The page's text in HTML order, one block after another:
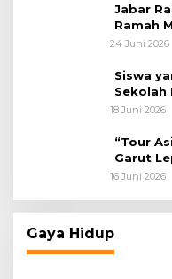
Jabar
Ramah
24 Juni 2026
Siswa
Sekolah
Siapkan
18 Juni 2026
“Tour
Garut
Akung
16 Juni 2026
Gaya Hidup